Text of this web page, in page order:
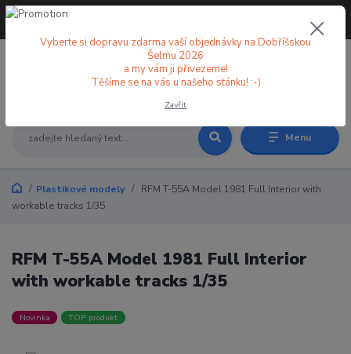
Menu
+420 773 998 582
Plastikové modely
RFM T-55A Model 1981 Full Interior with
workable tracks 1/35
RFM T-55A Model 1981 Full Interior
with workable tracks 1/35
Novinka TOP produkt
Vyberte si dopravu zdarma vaší objednávky na Dobříšskou
Šelmu 2026
a my vám ji přivezeme!
Těšíme se na vás u našeho stánku! :-)
Zavřít